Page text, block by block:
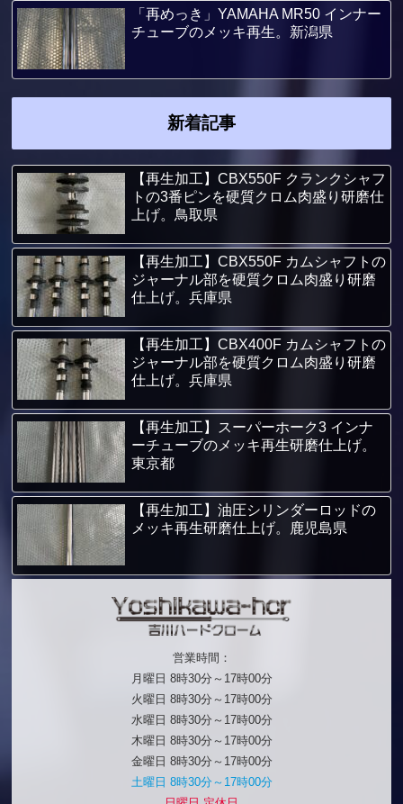
「再めっき」YAMAHA MR50 インナー
チューブのメッキ再生。新潟県
新着記事
【再生加工】CBX550F クランクシャフ
トの3番ピンを硬質クロム肉盛り研磨仕
上げ。鳥取県
【再生加工】CBX550F カムシャフトの
ジャーナル部を硬質クロム肉盛り研磨
仕上げ。兵庫県
【再生加工】CBX400F カムシャフトの
ジャーナル部を硬質クロム肉盛り研磨
仕上げ。兵庫県
【再生加工】スーパーホーク3 インナ
ーチューブのメッキ再生研磨仕上げ。
東京都
【再生加工】油圧シリンダーロッドの
メッキ再生研磨仕上げ。鹿児島県
営業時間：
月曜日 8時30分～17時00分
火曜日 8時30分～17時00分
水曜日 8時30分～17時00分
木曜日 8時30分～17時00分
金曜日 8時30分～17時00分
土曜日 8時30分～17時00分